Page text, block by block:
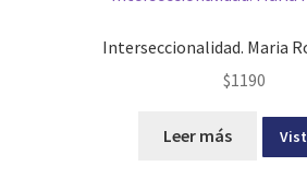
Interseccionalidad. Maria
$1190
Leer más